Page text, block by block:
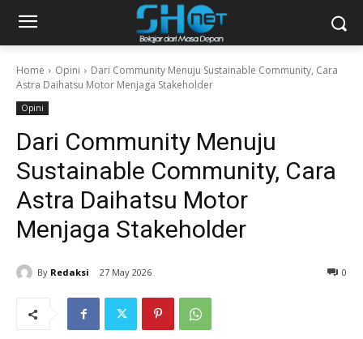
Home Opini
Dari Community Menuju Sustainable Community, Cara
Astra Daihatsu Motor Menjaga Stakeholder
Opini
Dari Community Menuju
Sustainable Community, Cara
Astra Daihatsu Motor
Menjaga Stakeholder
By Redaksi 27 May 2026 0